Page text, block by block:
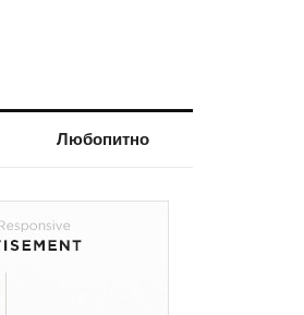
Любопитно